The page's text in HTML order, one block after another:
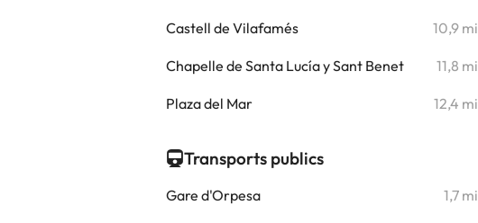
Castell de Vilafamés 10,9 mi
Chapelle de Santa Lucía y Sant Benet 11,8 mi
Plaza del Mar 12,4 mi
Transports publics
Gare d'Orpesa 1,7 mi